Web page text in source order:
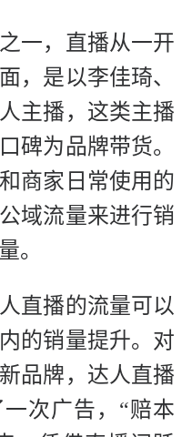
一，直播从一开
，是以李佳琦、
主播，这类主播
碑为品牌带货。
商家日常使用的
域流量来进行销
。
直播的流量可以
的销量提升。对
品牌，达人直播
次广告，“赔本